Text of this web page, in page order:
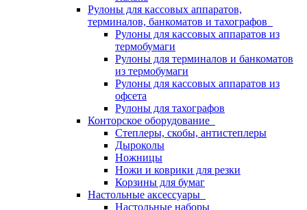
Рулоны для кассовых аппаратов,
терминалов, банкоматов и тахографов
Рулоны для кассовых аппаратов из
термобумаги
Рулоны для терминалов и банкоматов
из термобумаги
Рулоны для кассовых аппаратов из
офсета
Рулоны для тахографов
Конторское оборудование
Степлеры, скобы, антистеплеры
Дыроколы
Ножницы
Ножи и коврики для резки
Корзины для бумаг
Настольные аксессуары
Настольные наборы